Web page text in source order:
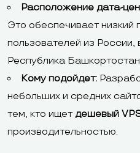
Расположение дата-
Это обеспечивает низкий
пользователей из
Республика
Кому подойдет:
небольших и средних
тем, кто ищетдешевый
производительностью.